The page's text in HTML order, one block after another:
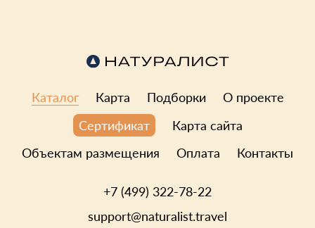
Каталог Карта Подборки
О проекте
Сертификат
Карта сайта
Объектам размещения
Оплата Контакты
+7 (499) 322-78-22
support@naturalist.travel